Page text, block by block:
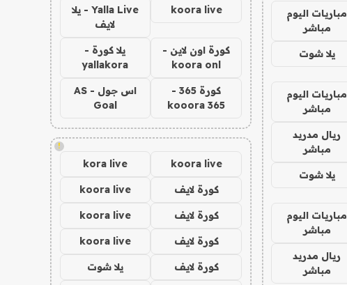
مباريات اليوم
مباشر
يلا شوت
مباريات اليوم
مباشر
ريال مدريد
مباشر
يلا شوت
مباريات اليوم
مباشر
ريال مدريد
مباشر
koora live
Yalla Live - يلا
لايف
كورة اون لاين -
koora onl
يلا كورة -
yallakora
كورة 365 -
kooora 365
اس جول - AS
Goal
!
koora live
kora live
كورة لايف koora live
كورة لايف koora live
كورة لايف koora live
كورة لايف يلا شوت